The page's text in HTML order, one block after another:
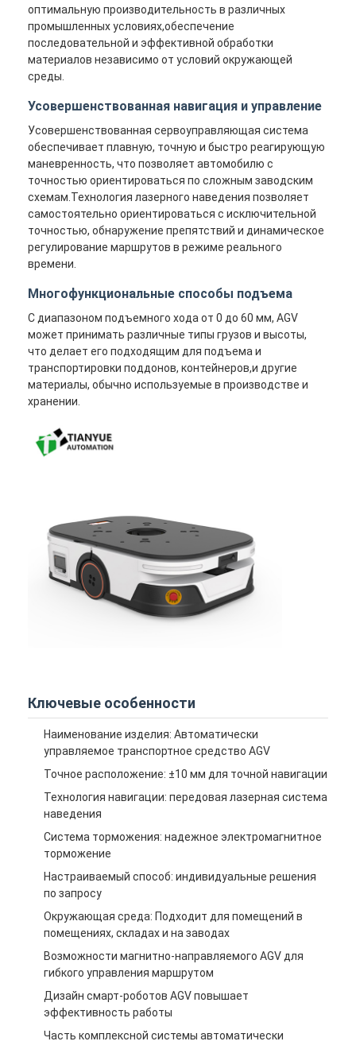
Главная страница
Ролики
О Компании
Наша фабрика
контактные данные
Все случаи
Блог
Побеседуйте теперь
Интеллектуальный беспилотный вилочный погрузчик
Автономный мобильный робот AMR
Трехмерный шаттл для хранения
УГВ с проволочным управлением на четырех колесах
Поддерживающее оборудование для зарядки AGV
Компоненты механического привода колес AGV
Двигатель сборки рулевого колеса AGV
Электрическая телескопическая вилка для поддонов
Автоматизированное нестандартное оборудование
оптимальную производительность в различных
промышленных условиях,обеспечение
последовательной и эффективной обработки
материалов независимо от условий окружающей
среды.
Усовершенствованная навигация и управление
Усовершенствованная сервоуправляющая система
обеспечивает плавную, точную и быстро реагирующую
маневренность, что позволяет автомобилю с
точностью ориентироваться по сложным заводским
схемам.Технология лазерного наведения позволяет
самостоятельно ориентироваться с исключительной
точностью, обнаружение препятствий и динамическое
регулирование маршрутов в режиме реального
времени.
Многофункциональные способы подъема
С диапазоном подъемного хода от 0 до 60 мм, AGV
может принимать различные типы грузов и высоты,
что делает его подходящим для подъема и
транспортировки поддонов, контейнеров,и другие
материалы, обычно используемые в производстве и
хранении.
Ключевые особенности
Наименование изделия: Автоматически
управляемое транспортное средство AGV
Точное расположение: ±10 мм для точной навигации
Технология навигации: передовая лазерная система
наведения
Система торможения: надежное электромагнитное
торможение
Настраиваемый способ: индивидуальные решения
по запросу
Окружающая среда: Подходит для помещений в
помещениях, складах и на заводах
Возможности магнитно-направляемого AGV для
гибкого управления маршрутом
Дизайн смарт-роботов AGV повышает
эффективность работы
Часть комплексной системы автоматически